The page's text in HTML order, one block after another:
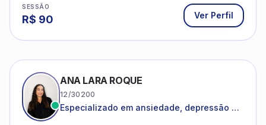
SESSÃO
R$ 90 Ver Perfil
ANA LARA ROQUE
12/30200
Especializado em ansiedade, depressão e